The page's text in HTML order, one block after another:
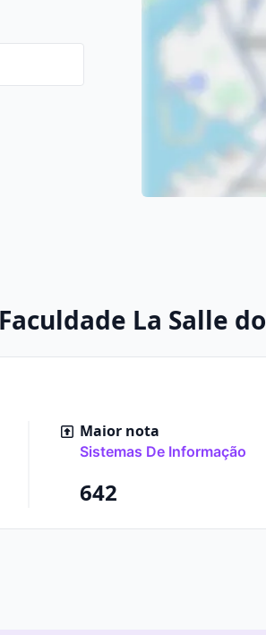
La Salle
Maior nota
Sistemas De Informação
642